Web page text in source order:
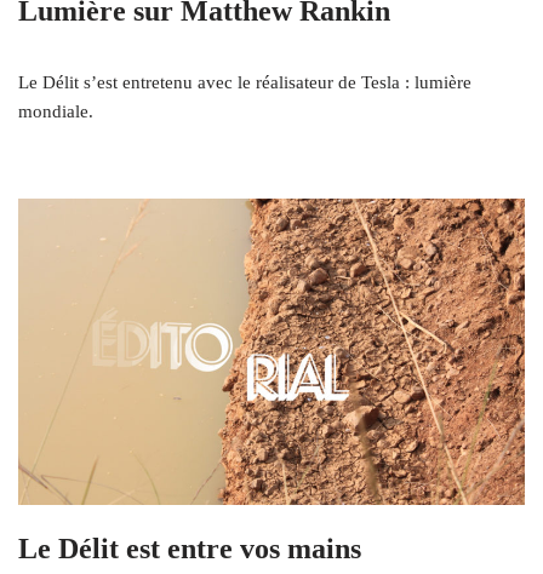
Lumière sur Matthew Rankin
Le Délit s’est entretenu avec le réalisateur de Tesla : lumière
mondiale.
Le Délit est entre vos mains